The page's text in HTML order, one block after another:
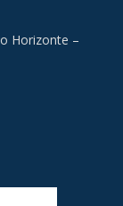
Horizonte –